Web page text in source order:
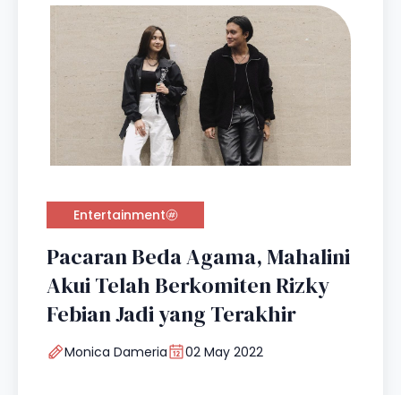
Entertainment
Pacaran Beda Agama, Mahalini
Akui Telah Berkomiten Rizky
Febian Jadi yang Terakhir
Monica Dameria 02 May 2022